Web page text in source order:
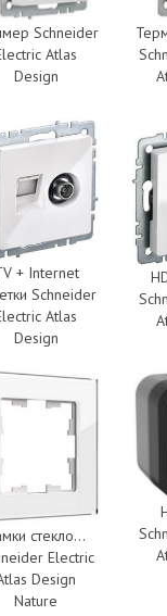
Schneider
Atlas
Design
+ Internet
Schneider
Atlas
Design
стекло...
Electric
Design
Nature